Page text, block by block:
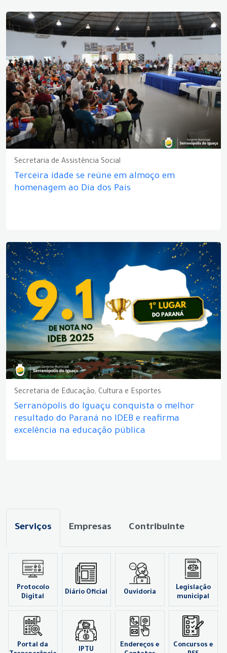
Secretaria de Assistência Social
Terceira idade se reúne em almoço em
homenagem ao Dia dos Pais
Secretaria de Educação, Cultura e Esportes
Serranópolis do Iguaçu conquista o melhor
resultado do Paraná no IDEB e reafirma
excelência na educação pública
Serviços Empresas Contribuinte
Protocolo
Digital
Diário Oficial Ouvidoria
Legislação
municipal
Portal da
IPTU
Endereços e
Concursos e